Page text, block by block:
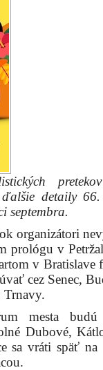
detaily
septembra.
organizátori
prológu v
v Bratislave
cez Senec,
Trnavy.
mesta
Dubové,
sa vráti späť na